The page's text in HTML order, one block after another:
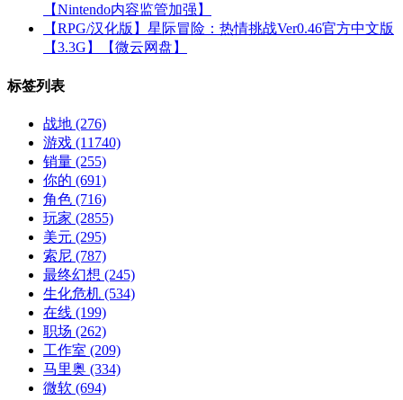
【Nintendo内容监管加强】
【RPG/汉化版】星际冒险：热情挑战Ver0.46官方中文版
【3.3G】【微云网盘】
标签列表
战地 (276)
游戏 (11740)
销量 (255)
你的 (691)
角色 (716)
玩家 (2855)
美元 (295)
索尼 (787)
最终幻想 (245)
生化危机 (534)
在线 (199)
职场 (262)
工作室 (209)
马里奥 (334)
微软 (694)